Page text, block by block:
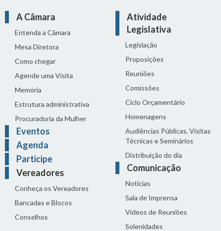
A Câmara
Entenda a Câmara
Mesa Diretora
Como chegar
Agende uma Visita
Memória
Estrutura administrativa
Procuradoria da Mulher
Eventos
Agenda
Participe
Vereadores
Conheça os Vereadores
Bancadas e Blocos
Conselhos
Atividade
Legislativa
Legislação
Proposições
Reuniões
Comissões
Ciclo Orçamentário
Homenagens
Audiências Públicas, Visitas
Técnicas e Seminários
Distribuição do dia
Comunicação
Notícias
Sala de Imprensa
Vídeos de Reuniões
Solenidades